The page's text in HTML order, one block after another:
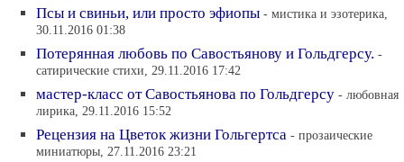
Псы и свиньи, или просто эфиопы - мистика и эзотерика,
30.11.2016 01:38
Потерянная любовь по Савостьянову и Гольдгерсу. -
сатирические стихи, 29.11.2016 17:42
мастер-класс от Савостьянова по Гольдгерсу - любовная
лирика, 29.11.2016 15:52
Рецензия на Цветок жизни Гольгертса - прозаические
миниатюры, 27.11.2016 23:21